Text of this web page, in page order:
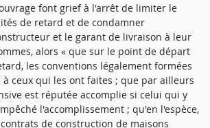
font grief à l'arrêt de limiter le
de retard et de condamner
et le garant de livraison à leur
alors « que sur le point de départ
les conventions légalement formées
ceux qui les ont faites ; que par ailleurs
est réputée accomplie si celui qui y
l'accomplissement ; qu'en l'espèce,
de construction de maisons